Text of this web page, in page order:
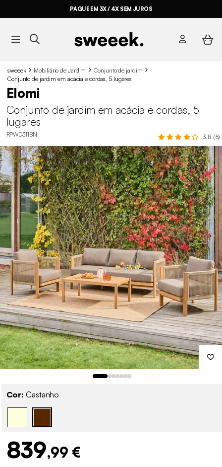
PAGUE EM 3X / 4X SEM JUROS
sweeek Mobiliário de Jardim
Conjunto de jardim
Conjunto de jardim em acácia e cordas, 5 lugares
Elomi
Conjunto de jardim em acácia e cordas, 5
lugares
RPWD311BN 3.8 (5)
Cor: Castanho
839,99 €